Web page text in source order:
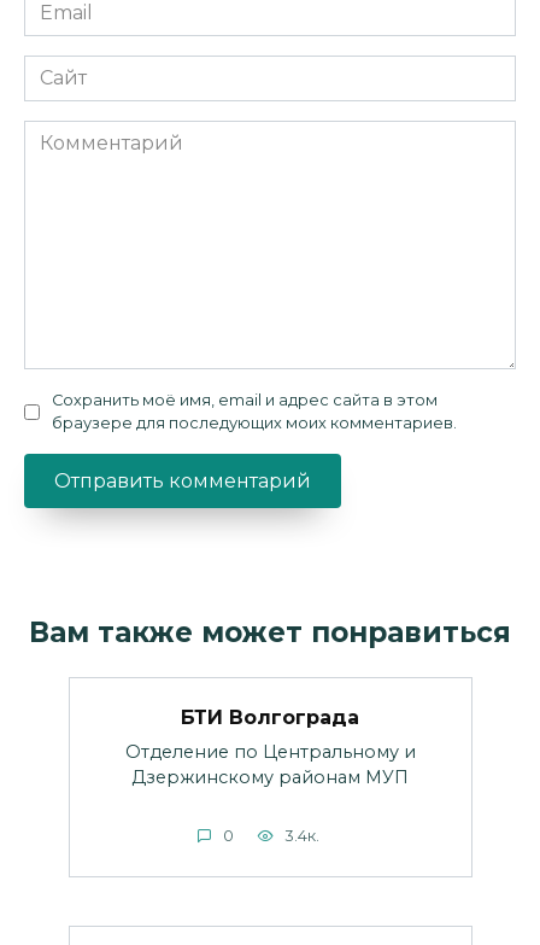
*
Сайт
Комментарий
Сохранить моё имя, email и адрес сайта в этом
браузере для последующих моих комментариев.
Вам также может понравиться
БТИ Волгограда
Отделение по Центральному и
Дзержинскому районам МУП
0 3.4к.